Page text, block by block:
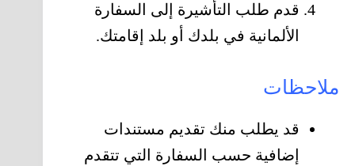
قدم طلب التأشيرة إلى السفارة
الألمانية في بلدك أو بلد إقامتك.
ملاحظات
قد يطلب منك تقديم مستندات
إضافية حسب السفارة التي تتقدم